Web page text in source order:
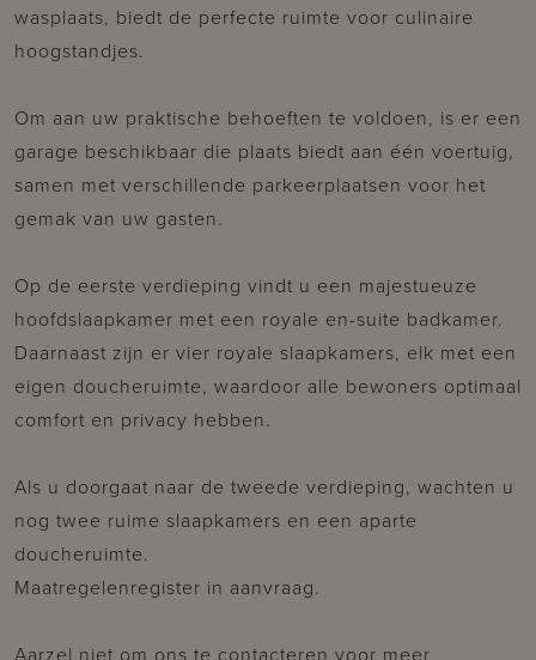
wasplaats, biedt de perfecte ruimte voor culinaire
hoogstandjes.
Om aan uw praktische behoeften te voldoen, is er een
garage beschikbaar die plaats biedt aan één voertuig,
samen met verschillende parkeerplaatsen voor het
gemak van uw gasten.
Op de eerste verdieping vindt u een majestueuze
hoofdslaapkamer met een royale en-suite badkamer.
Daarnaast zijn er vier royale slaapkamers, elk met een
eigen doucheruimte, waardoor alle bewoners optimaal
comfort en privacy hebben.
Als u doorgaat naar de tweede verdieping, wachten u
nog twee ruime slaapkamers en een aparte
doucheruimte.
Maatregelenregister in aanvraag.
Aarzel niet om ons te contacteren voor meer